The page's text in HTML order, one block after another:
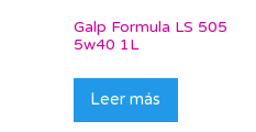
Galp Formula LS 505
5w40 1L
Leer más